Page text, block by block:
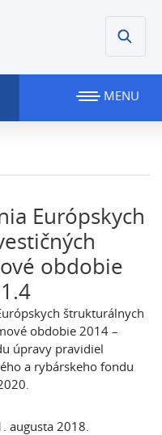
MENU
Európskych
obdobie
štrukturálnych
obdobie 2014 –
úpravy pravidiel
a rybárskeho fondu
augusta 2018.